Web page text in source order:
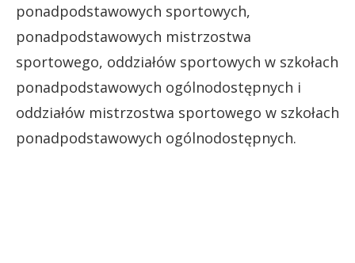
ponadpodstawowych sportowych,
ponadpodstawowych mistrzostwa
sportowego, oddziałów sportowych w szkołach
ponadpodstawowych ogólnodostępnych i
oddziałów mistrzostwa sportowego w szkołach
ponadpodstawowych ogólnodostępnych.